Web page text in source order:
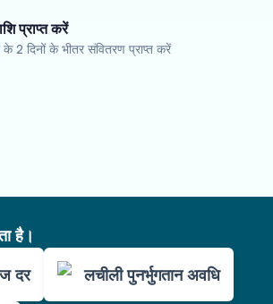
प्राप्त करें
के 2 दिनों के भीतर संवितरण प्राप्त करें
है।
दर लचीली पुनर्भुगतान अवधि